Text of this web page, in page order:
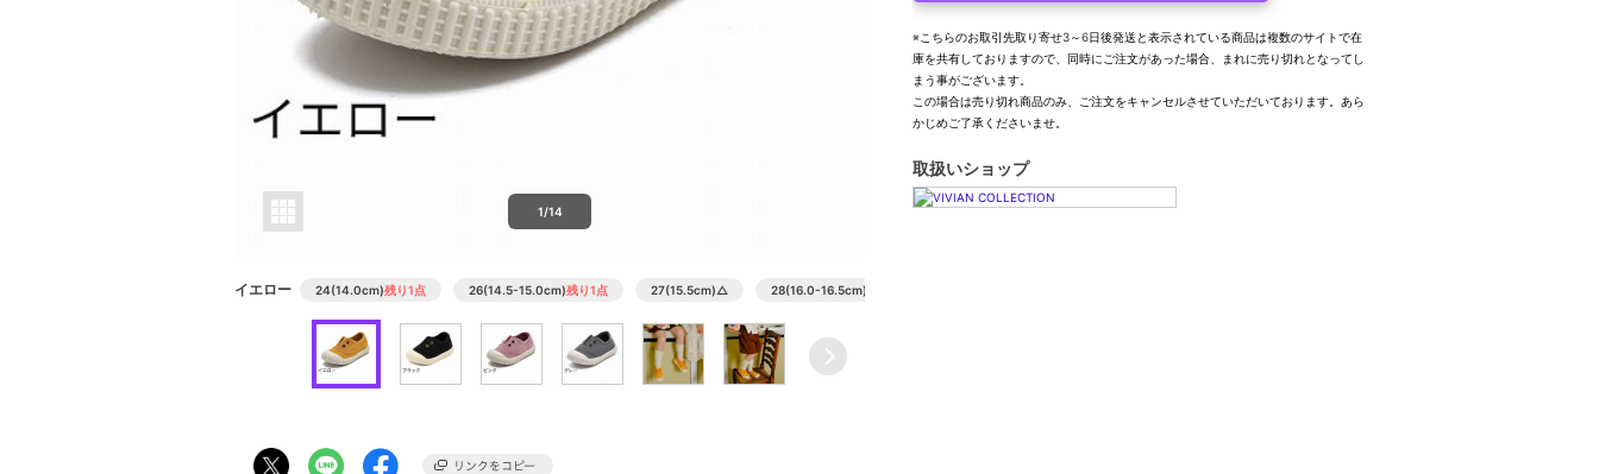
1/14
イエロー 24(14.0cm)残り1点 26(14.5-15.0cm)残り1点 27(15.5cm)△ 28(16.0-16.5cm)
※こちらのお取引先取り寄せ3～6日後発送と表示されている商品は複数のサイトで在
庫を共有しておりますので、同時にご注文があった場合、まれに売り切れとなってし
まう事がございます。
この場合は売り切れ商品のみ、ご注文をキャンセルさせていただいております。あら
かじめご了承くださいませ。
取扱いショップ